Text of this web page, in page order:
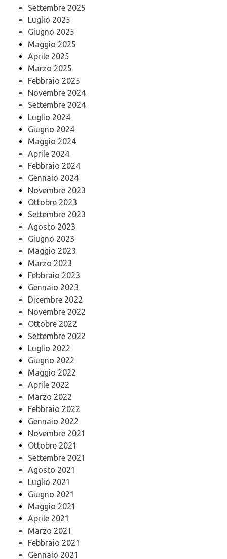
Settembre 2025
Luglio 2025
Giugno 2025
Maggio 2025
Aprile 2025
Marzo 2025
Febbraio 2025
Novembre 2024
Settembre 2024
Luglio 2024
Giugno 2024
Maggio 2024
Aprile 2024
Febbraio 2024
Gennaio 2024
Novembre 2023
Ottobre 2023
Settembre 2023
Agosto 2023
Giugno 2023
Maggio 2023
Marzo 2023
Febbraio 2023
Gennaio 2023
Dicembre 2022
Novembre 2022
Ottobre 2022
Settembre 2022
Luglio 2022
Giugno 2022
Maggio 2022
Aprile 2022
Marzo 2022
Febbraio 2022
Gennaio 2022
Novembre 2021
Ottobre 2021
Settembre 2021
Agosto 2021
Luglio 2021
Giugno 2021
Maggio 2021
Aprile 2021
Marzo 2021
Febbraio 2021
Gennaio 2021